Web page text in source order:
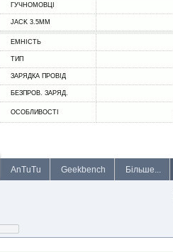
ГУЧНОМОВЦІ
JACK 3.5MM
ЕМНІСТЬ
ТИП
ЗАРЯДКА ПРОВІД
БЕЗПРОВ. ЗАРЯД.
ОСОБЛИВОСТІ
AnTuTu Geekbench Більше...